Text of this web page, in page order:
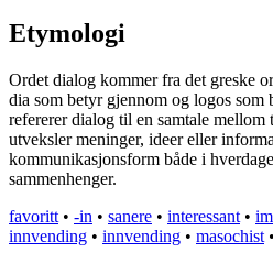
Etymologi
Ordet dialog kommer fra det greske
dia som betyr gjennom og logos som
refererer dialog til en samtale mellom
utveksler meninger, ideer eller
kommunikasjonsform både i
sammenhenger.
favoritt • -in • sanere • interessant •
innvending • innvending • masochist •